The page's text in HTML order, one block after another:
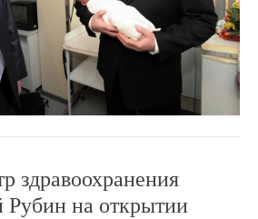
здравоохранения
Рубин на открытии